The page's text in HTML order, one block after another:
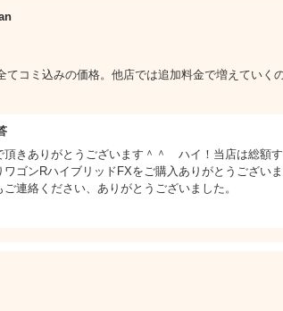
コミ込みの価格。他店では追加料金で増えていく
頂きありがとうございます＾＾ ハイ！当店は総額
ゴンRハイブリッドFXをご購入ありがとうござい
連絡ください、ありがとうございました。